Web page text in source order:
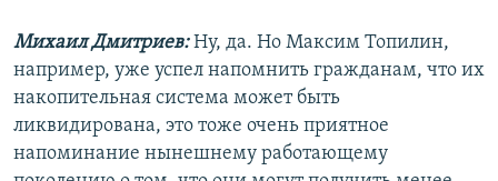
Михаил Дмитриев:Ну, да. Но Максим Топилин,
например, уже успел напомнить гражданам, что их
накопительная система может быть
ликвидирована, это тоже очень приятное
напоминание нынешнему работающему